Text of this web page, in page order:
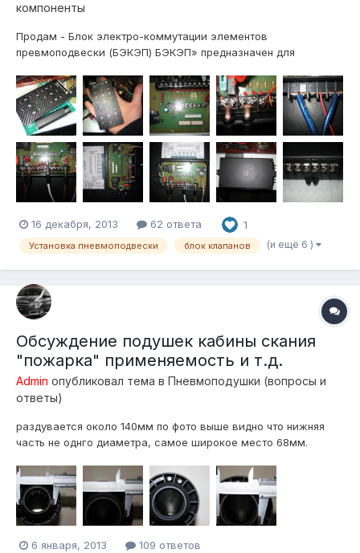
компоненты
Продам - Блок электро-коммутации элементов
превмоподвески (БЭКЭП) БЭКЭП» предназначен для
пневмоподвеской, и дистанционного, ручного, управления
пневмосистемой, так же предоставляет возможность
последующего дополнения системы, «умной» электронико...
16 декабря, 2013 62 ответа 1
Установка пневмоподвески блок клапанов (и ещё 6 )
Обсуждение подушек кабины скания
"пожарка" применяемость и т.д.
Admin опубликовал тема в Пневмоподушки (вопросы и
ответы)
раздувается около 140мм по фото выше видно что нижняя
часть не однго диаметра, самое широкое место 68мм.
6 января, 2013 109 ответов